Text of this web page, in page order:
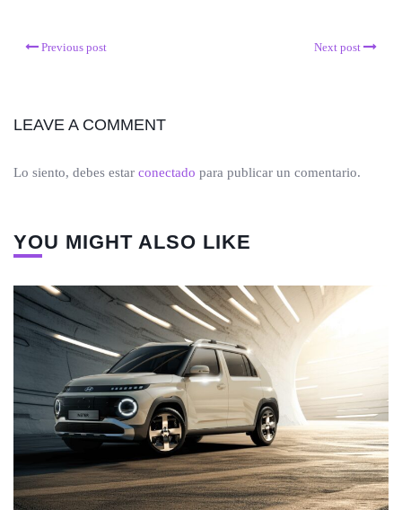
Previous post Next post
LEAVE A COMMENT
Lo siento, debes estar conectado para publicar un comentario.
YOU MIGHT ALSO LIKE